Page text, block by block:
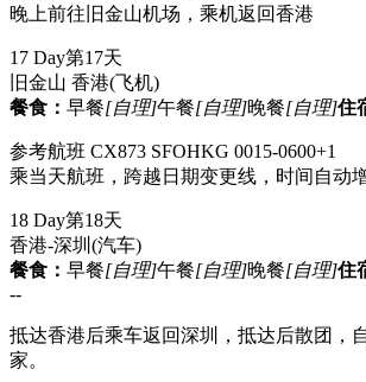
晚上前往旧金山机场，乘机返回香港
17 Day第17天
旧金山 香港(飞机)
餐食： 早餐[自理]午餐[自理]晚餐[自理]住
参考航班 CX873 SFOHKG 0015-0600+1
乘当天航班，跨越日期变更线，时间自动
18 Day第18天
香港-深圳 (汽车)
餐食： 早餐[自理]午餐[自理]晚餐[自理]住
--
抵达香港后乘车返回深圳，抵达后散团，
家。